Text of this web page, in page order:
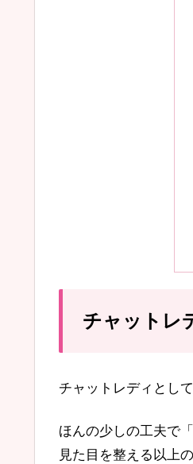
チャットレ
チャットレディとし
ほんの少しの工夫で
見た目を整える以上